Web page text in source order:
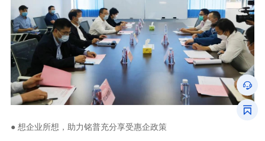
● 想企业所想，助力铭普充分享受惠企政策